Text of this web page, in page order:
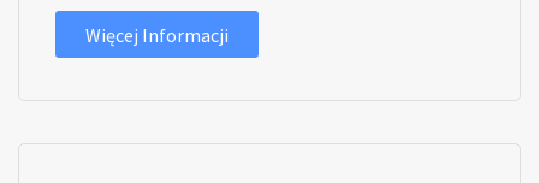
Więcej Informacji